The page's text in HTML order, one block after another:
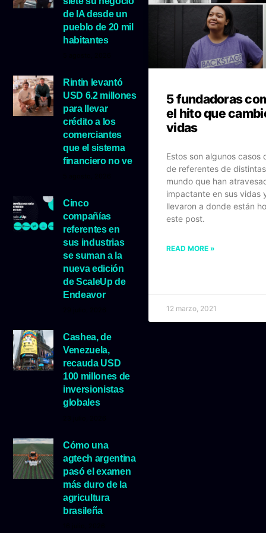
de IA desde un
pueblo de 20 mil
habitantes
Rintin levantó
USD 6.2 millones
para llevar
crédito a los
comerciantes
que el sistema
financiero no ve
Cinco
compañías
referentes en
sus industrias
se suman a la
nueva edición
de ScaleUp de
Endeavor
Cashea, de
Venezuela,
recauda USD
100 millones de
inversionistas
globales
Cómo una
agtech argentina
pasó el examen
más duro de la
agricultura
brasileña
5 fundadoras
el hito que
vidas
Estos son algunos casos
de referentes de
mundo que han
impactante en sus vidas
llevaron a donde están
este post.
READ MORE »
12 marzo, 2021